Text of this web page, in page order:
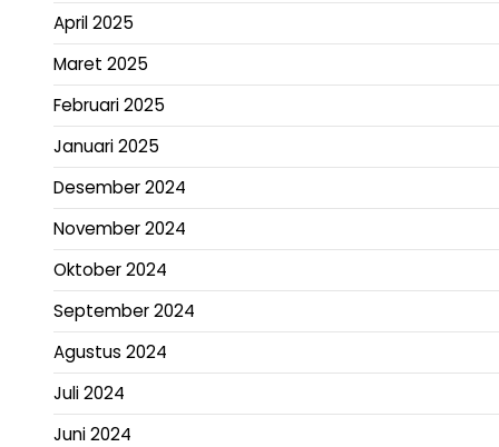
April 2025
Maret 2025
Februari 2025
Januari 2025
Desember 2024
November 2024
Oktober 2024
September 2024
Agustus 2024
Juli 2024
Juni 2024